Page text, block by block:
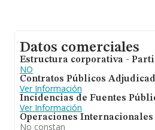
Datos comerciales
Estructura corporativa -
NO
Contratos Públicos
Ver Información
Incidencias de Fuentes
Ver Información
Operaciones Internacionales
No constan